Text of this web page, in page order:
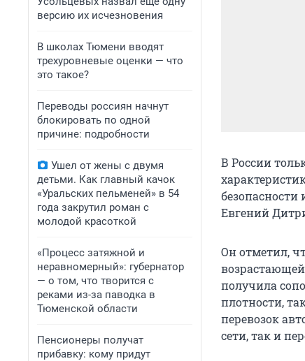
версию их исчезновения
В школах Тюмени вводят
трехуровневые оценки — что
это такое?
Переводы россиян начнут
блокировать по одной
причине: подробности
Ушел от жены с двумя
детьми. Как главный качок
«Уральских пельменей» в 54
года закрутил роман с
молодой красоткой
«Процесс затяжной и
неравномерный»: губернатор
— о том, что творится с
реками из-за паводка в
Тюменской области
Пенсионеры получат
прибавку: кому придут
В России
безопасности
Евгений
Он отметил,
получила
плотности,
перевозок
сети, так и